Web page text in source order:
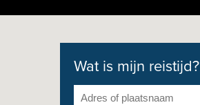
Wat is mijn reistijd?